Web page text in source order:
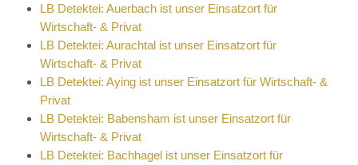
LB Detektei: Auerbach ist unser Einsatzort für
Wirtschaft- & Privat
LB Detektei: Aurachtal ist unser Einsatzort für
Wirtschaft- & Privat
LB Detektei: Aying ist unser Einsatzort für Wirtschaft- &
Privat
LB Detektei: Babensham ist unser Einsatzort für
Wirtschaft- & Privat
LB Detektei: Bachhagel ist unser Einsatzort für